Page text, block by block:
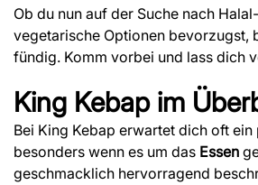
Ob du nun auf der Suche nach
vegetarische Optionen bevorzugst,
fündig. Komm vorbei und lass dich
King Kebapim
Bei King Kebap erwartet dich oft
besonders wenn es um das Essen
geschmacklich hervorragend